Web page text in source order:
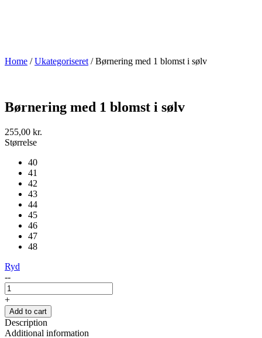
Home /Ukategoriseret / Børnering med 1 blomst i sølv
Børnering med 1 blomst i sølv
255,00 kr.
Størrelse
40
41
42
43
44
45
46
47
48
Ryd
--
+
Add to cart
Description
Additional information